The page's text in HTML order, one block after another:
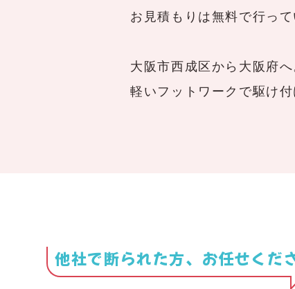
お見積もりは無料で行っ
大阪市西成区から大阪府へ
軽いフットワークで駆け
他社で断られた方、お任せくだ